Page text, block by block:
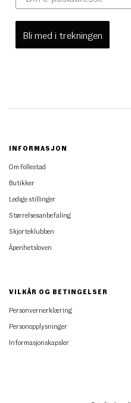
Bli med i trekningen
INFORMASJON
Om Follestad
Butikker
Ledige stillinger
Størrelsesanbefaling
Skjorteklubben
Åpenhetsloven
VILKÅR OG BETINGELSER
Personvernerklæring
Personopplysninger
Informasjonskapsler